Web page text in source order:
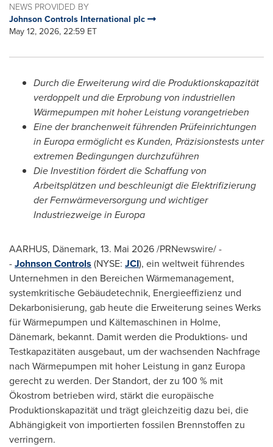
NEWS PROVIDED BY
Johnson Controls International plc
May 12, 2026, 22:59 ET
Durch die Erweiterung wird die Produktionskapazität
verdoppelt und die Erprobung von industriellen
Wärmepumpen mit hoher Leistung vorangetrieben
Eine der branchenweitführenden Prüfeinrichtungen
in Europa ermöglicht es Kunden, Präzisionstests unter
extremen Bedingungen durchzuführen
Die Investition fördert die Schaffung von
Arbeitsplätzen und beschleunigt die Elektrifizierung
der Fernwärmeversorgung und wichtiger
Industriezweige in Europa
AARHUS, Dänemark, 13. Mai 2026/PRNewswire/ -
-Johnson Controls (NYSE: JCI), ein weltweit führendes
Unternehmen in den Bereichen Wärmemanagement,
systemkritische Gebäudetechnik, Energieeffizienz und
Dekarbonisierung, gab heute die Erweiterung seines Werks
für Wärmepumpen und Kältemaschinen in Holme,
Dänemark, bekannt. Damit werden die Produktions- und
Testkapazitäten ausgebaut, um der wachsenden Nachfrage
nach Wärmepumpen mit hoher Leistung in ganz Europa
gerecht zu werden. Der Standort, der zu 100 % mit
Ökostrom betrieben wird, stärkt die europäische
Produktionskapazität und trägt gleichzeitig dazu bei, die
Abhängigkeit von importierten fossilen Brennstoffen zu
verringern.